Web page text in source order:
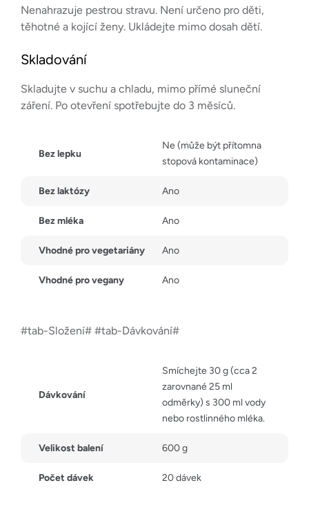
Nenahrazuje pestrou stravu. Není určeno pro děti,
těhotné a kojící ženy. Ukládejte mimo dosah dětí.
Skladování
Skladujte v suchu a chladu, mimo přímé sluneční
záření. Po otevření spotřebujte do 3 měsíců.
Bez lepku
Ne (může být přítomna
stopová kontaminace)
Bez laktózy Ano
Bez mléka Ano
Vhodné pro vegetariány Ano
Vhodné pro vegany Ano
#tab-Složení# #tab-Dávkování#
Dávkování
Smíchejte 30 g (cca 2
zarovnané 25 ml
odměrky) s 300 ml vody
nebo rostlinného mléka.
Velikost balení 600 g
Počet dávek 20 dávek